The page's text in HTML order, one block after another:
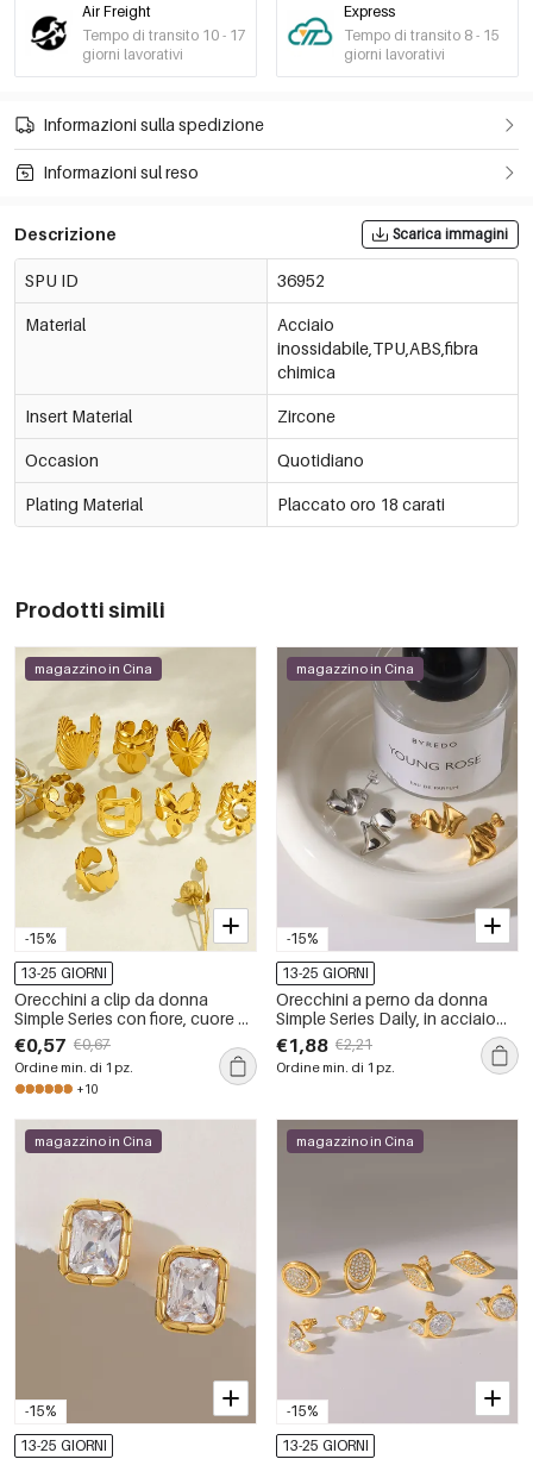
Air Freight
Tempo di transito 10 - 17
giorni lavorativi
Express
Tempo di transito 8 - 15
giorni lavorativi
Informazioni sulla spedizione
Informazioni sul reso
Descrizione Scarica immagini
SPU ID 36952
Material
Acciaio
inossidabile,TPU,ABS,fibra
chimica
Insert Material Zircone
Occasion Quotidiano
Plating Material Placcato oro 18 carati
Prodotti simili
-15%
magazzino in Cina
13-25 GIORNI
Orecchini a clip da donna
Simple Series con fiore, cuore e
conchiglia, in acciaio
inossidabile, impermeabili,
colore oro.
€0,57 €0,67
Ordine min. di 1 pz.
+10
-15%
magazzino in Cina
13-25 GIORNI
Orecchini a perno da donna
Simple Series Daily, in acciaio
inossidabile, impermeabili, color
oro, con forma geometrica.
€1,88 €2,21
Ordine min. di 1 pz.
-15%
magazzino in Cina
13-25 GIORNI
-15%
magazzino in Cina
13-25 GIORNI